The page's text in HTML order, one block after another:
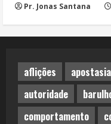
Pr. Jonas Santana
aflições apostasia
autoridade
comportamento